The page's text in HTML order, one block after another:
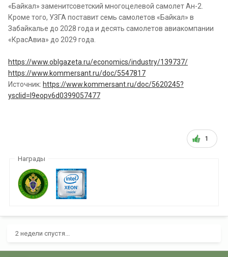
«Байкал» заменитсоветский многоцелевой самолет Ан-2.
Кроме того, УЗГА поставит семь самолетов «Байкал» в
Забайкалье до 2028 года и десять самолетов авиакомпании
«КрасАвиа» до 2029 года.
https://www.oblgazeta.ru/economics/industry/139737/
https://www.kommersant.ru/doc/5547817
Источник: https://www.kommersant.ru/doc/5620245?
ysclid=l9eopv6d0399057477
1
Награды
2 недели спустя...